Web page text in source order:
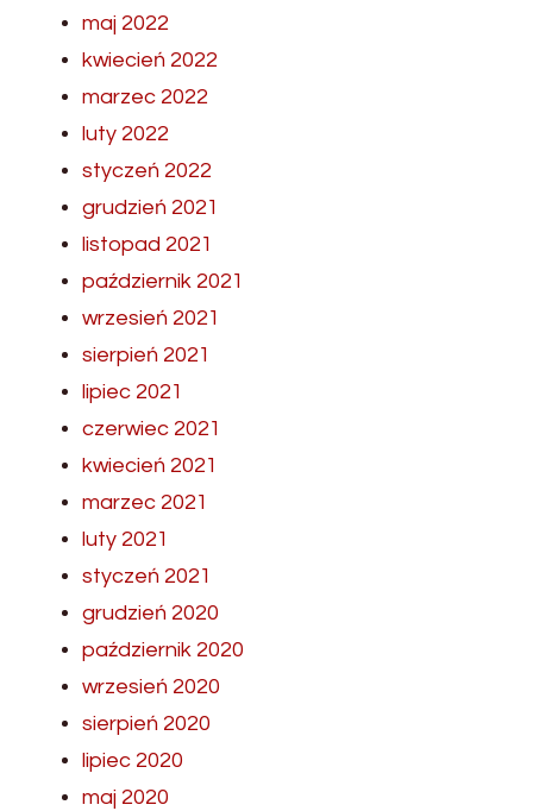
maj 2022
kwiecień 2022
marzec 2022
luty 2022
styczeń 2022
grudzień 2021
listopad 2021
październik 2021
wrzesień 2021
sierpień 2021
lipiec 2021
czerwiec 2021
kwiecień 2021
marzec 2021
luty 2021
styczeń 2021
grudzień 2020
październik 2020
wrzesień 2020
sierpień 2020
lipiec 2020
maj 2020